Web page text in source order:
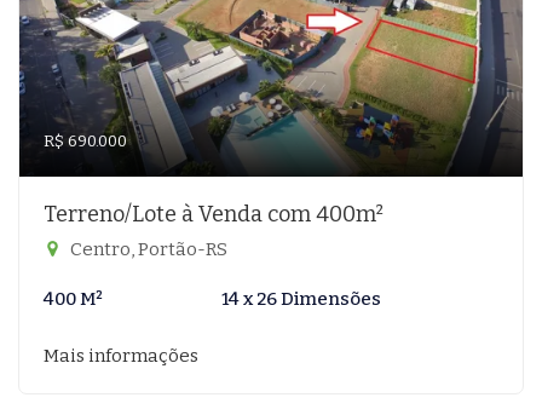
R$ 690.000
Terreno/Lote à Venda com 400m²
Centro, Portão-RS
400 M² 14 x 26 Dimensões
Mais informações